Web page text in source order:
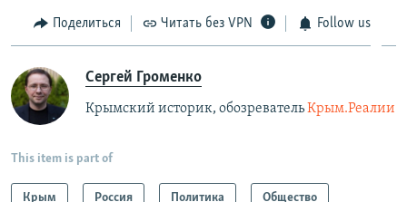
Поделиться Читать без VPN Follow us
Сергей Громенко
Крымский историк, обозревательКрым.Реалии
This item is part of
Крым Россия Политика Общество